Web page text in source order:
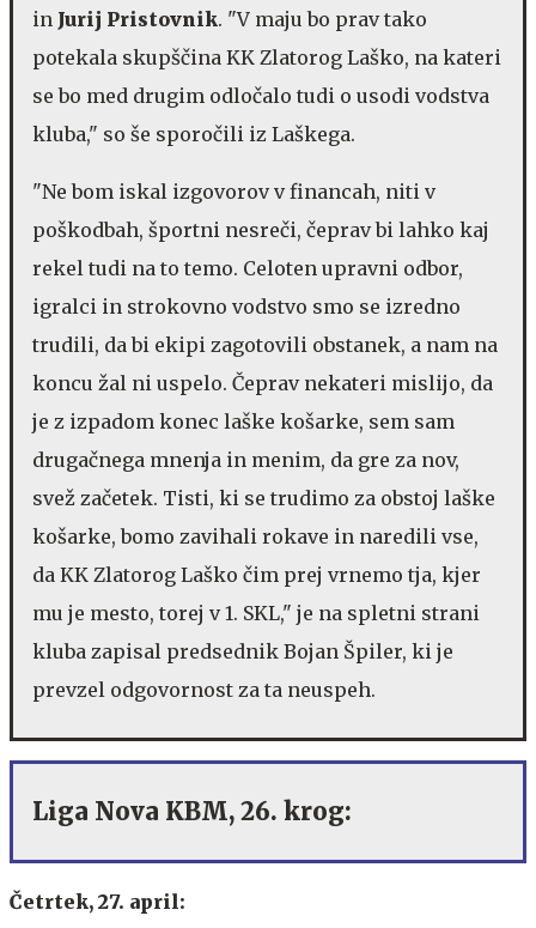
in Jurij Pristovnik. "V maju bo prav tako
potekala skupščina KK Zlatorog Laško, na kateri
se bo med drugim odločalo tudi o usodi vodstva
kluba," so še sporočili iz Laškega.
"Ne bom iskal izgovorov v financah, niti v
poškodbah, športni nesreči, čeprav bi lahko kaj
rekel tudi na to temo. Celoten upravni odbor,
igralci in strokovno vodstvo smo se izredno
trudili, da bi ekipi zagotovili obstanek, a nam na
koncu žal ni uspelo. Čeprav nekateri mislijo, da
je z izpadom konec laške košarke, sem sam
drugačnega mnenja in menim, da gre za nov,
svež začetek. Tisti, ki se trudimo za obstoj laške
košarke, bomo zavihali rokave in naredili vse,
da KK Zlatorog Laško čim prej vrnemo tja, kjer
mu je mesto, torej v 1. SKL," je na spletni strani
kluba zapisal predsednik Bojan Špiler, ki je
prevzel odgovornost za ta neuspeh.
Liga Nova KBM, 26. krog:
Četrtek, 27. april: